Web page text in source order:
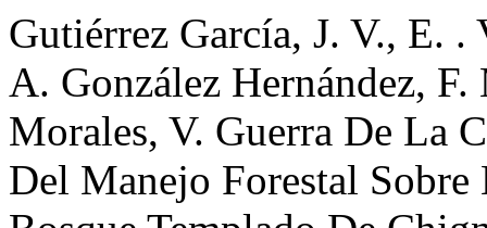
Gutiérrez García, J. V., E. .
A. González Hernández,
Morales, V. Guerra De La
Del Manejo Forestal